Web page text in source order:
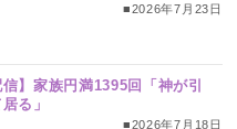
■2026年7月23日
信】家族円満1395回「神が引
る」
■2026年7月18日